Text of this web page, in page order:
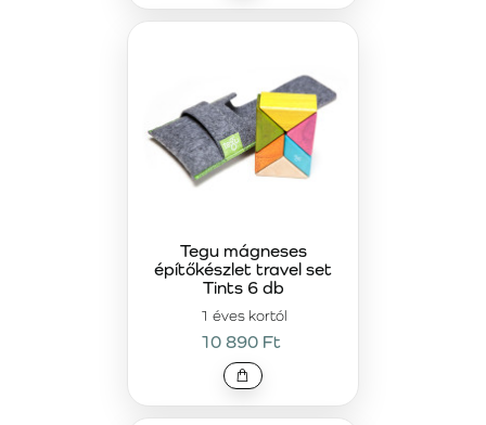
1 éves kortól
Tegu mágneses
építőkészlet travel set
Tints 6 db
10 890 Ft